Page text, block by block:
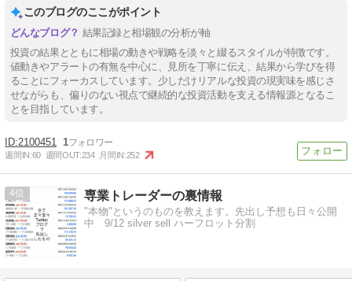
このブログのここがポイント
結果記録と相場観の分析が軸
投資の結果とともに相場の動きや戦略を淡々と綴るスタイルが特徴です。
値動きやアラートの有無を中心に、見所を丁寧に伝え、結果から学びを得
ることにフォーカスしています。少しだけリアルな投資の現実味を感じさ
せながらも、偏りのない視点で継続的な投資活動を支える情報源となるこ
とを目指しています。
2100451 1
週間IN:60 週間OUT:234 月間IN:252
4 専業トレーダーの裏情報
"本物"というのものを教えます。先出し予想も日々公開
中 9/12 silver sell ハーフロット分割